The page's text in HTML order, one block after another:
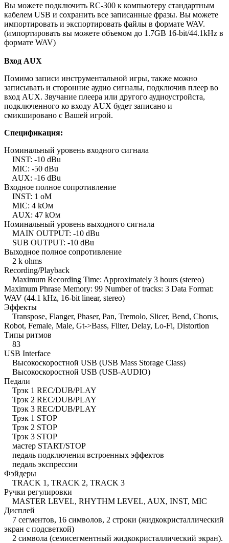
Вы можете подключить RC-300 к компьютеру стандартным
кабелем USB и сохранить все записанные фразы. Вы можете
импортировать и экспортировать файлы в формате WAV.
(импортировать вы можете объемом до 1.7GB 16-bit/44.1kHz в
формате WAV)
Вход AUX
Помимо записи инструментальной игры, также можно
записывать и сторонние аудио сигналы, подключив плеер во
вход AUX. Звучание плеера или другого аудиоустройста,
подключенного ко входу AUX будет записано и
смикшировано с Вашей игрой.
Спецификация:
Номинальный уровень входного сигнала
INST: -10 dBu
MIC: -50 dBu
AUX: -16 dBu
Входное полное сопротивление
INST: 1 оM
MIC: 4 kОм
AUX: 47 kОм
Номинальный уровень выходного сигнала
MAIN OUTPUT: -10 dBu
SUB OUTPUT: -10 dBu
Выходное полное сопротивление
2 k ohms
Recording/Playback
Maximum Recording Time: Approximately 3 hours (stereo)
Maximum Phrase Memory: 99 Number of tracks: 3 Data Format:
WAV (44.1 kHz, 16-bit linear, stereo)
Эффекты
Transpose, Flanger, Phaser, Pan, Tremolo, Slicer, Bend, Chorus,
Robot, Female, Male, Gt->Bass, Filter, Delay, Lo-Fi, Distortion
Типы ритмов
83
USB Interface
Высокоскоростной USB (USB Mass Storage Class)
Высокоскоростной USB (USB-AUDIO)
Педали
Трэк 1 REC/DUB/PLAY
Трэк 2 REC/DUB/PLAY
Трэк 3 REC/DUB/PLAY
Трэк 1 STOP
Трэк 2 STOP
Трэк 3 STOP
мастер START/STOP
педаль подключения встроенных эффектов
педаль экспрессии
Фэйдеры
TRACK 1, TRACK 2, TRACK 3
Ручки регулировки
MASTER LEVEL, RHYTHM LEVEL, AUX, INST, MIC
Дисплей
7 сегментов, 16 символов, 2 строки (жидкокристаллический
экран с подсветкой)
2 символа (семисегментный жидкокристаллический экран).